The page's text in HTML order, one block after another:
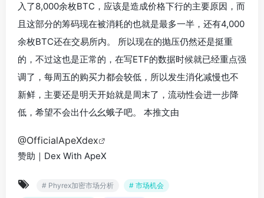
入了8,000余枚BTC，应该是造成价格下行的主要原因，而
且这部分的筹码现在被消耗的也就是最多一半， 还有4,000
余枚BTC还在交易所内。
所以现在的抛压仍然还是挺重
的，不过这也是正常的，在写ETF的数据时候就已经重点强
调了，每周五的购买力都会较低，所以发生消化减慢也不
新鲜，主要还是明天开始就是周末了，流动性会进一步降
低，希望不会出什么幺蛾子吧。
本推文由
@OfficialApeXdex
赞助｜Dex With ApeX
# Phyrex加密市场分析
# 市场机会